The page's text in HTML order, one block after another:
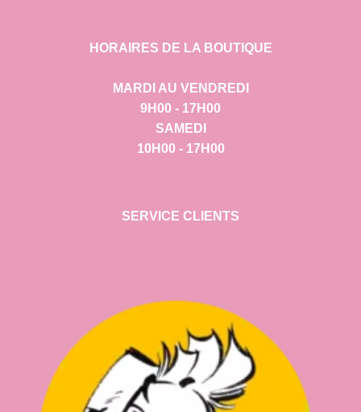
HORAIRES DE LA BOUTIQUE
MARDI AU VENDREDI
9H00 - 17H00
SAMEDI
10H00 - 17H00
SERVICE CLIENTS